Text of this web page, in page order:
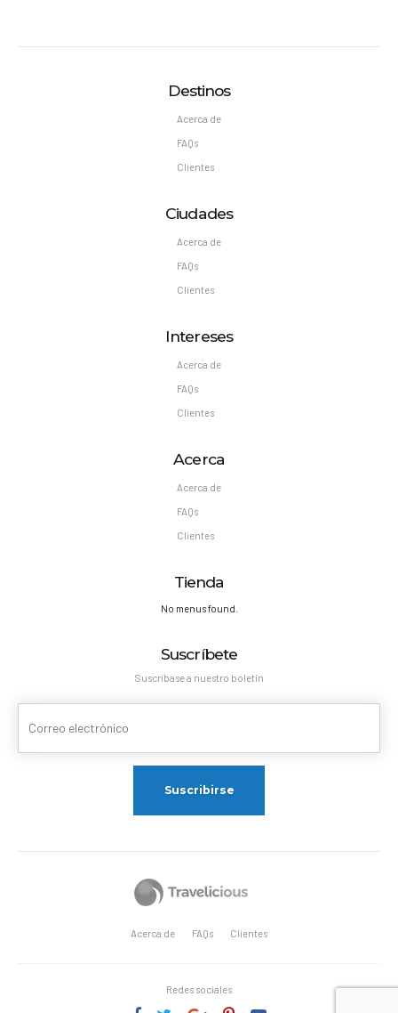
Destinos
Acerca de
FAQs
Clientes
Ciudades
Acerca de
FAQs
Clientes
Intereses
Acerca de
FAQs
Clientes
Acerca
Acerca de
FAQs
Clientes
Tienda
No menus found.
Suscríbete
Suscríbase a nuestro boletín
Acerca de FAQs Clientes
Redes sociales